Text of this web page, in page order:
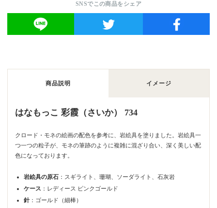
SNSでこの商品をシェア
商品説明 イメージ
はなもっこ 彩霞（さいか） 734
クロード・モネの絵画の配色を参考に、岩絵具を塗りました。岩絵具一
つ一つの粒子が、モネの筆跡のように複雑に混ざり合い、深く美しい配
色になっております。
岩絵具の原石 ：スギライト、珊瑚、ソーダライト、石灰岩
ケース ：レディース ピンクゴールド
針：ゴールド（細棒）